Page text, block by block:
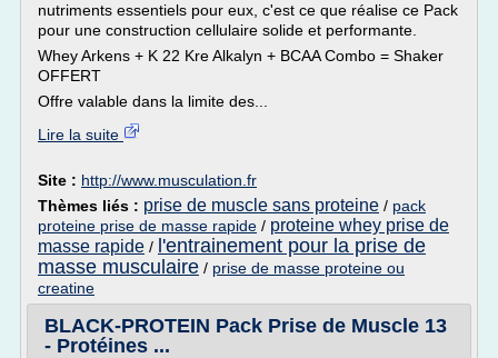
nutriments essentiels pour eux, c'est ce que réalise ce Pack
pour une construction cellulaire solide et performante.
Whey Arkens + K 22 Kre Alkalyn + BCAA Combo = Shaker
OFFERT
Offre valable dans la limite des...
Lire la suite
Site : http://www.musculation.fr
Thèmes liés : prise de muscle sans proteine / pack
proteine prise de masse rapide / proteine whey prise de
masse rapide / l'entrainement pour la prise de
masse musculaire / prise de masse proteine ou
creatine
BLACK-PROTEIN Pack Prise de Muscle 13
- Protéines ...